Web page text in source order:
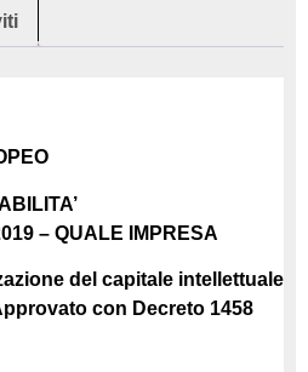
– QUALE IMPRESA
del capitale intellettuale
con Decreto 1458